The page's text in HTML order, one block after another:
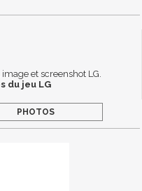
et screenshot LG.
du jeu LG
PHOTOS